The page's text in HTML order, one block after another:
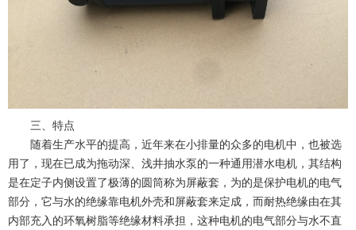
三、特点
随着生产水平的提高，近年来在小排量的众多的电机中，也被选
用了，现在已成为拖动深、浅井抽水泵的一种通用潜水电机，其结构
是在定子内侧设置了极薄的圆筒称为屏蔽套，为的是保护电机的电气
部分，它与水的绝缘靠电机外壳和屏蔽套来定成，而耐热绝缘由在其
内部充入的环氧树脂等绝缘材料承担，这种电机的电气部分与水不直